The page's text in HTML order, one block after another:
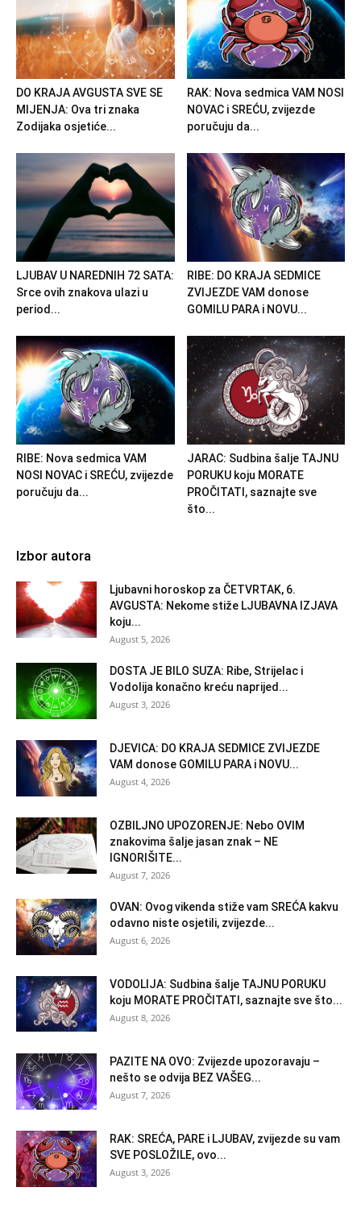
DO KRAJA AVGUSTA SVE SE
MIJENJA: Ova tri znaka
Zodijaka osjetiće...
RAK: Nova sedmica VAM NOSI
NOVAC i SREĆU, zvijezde
poručuju da...
LJUBAV U NAREDNIH 72 SATA:
Srce ovih znakova ulazi u
period...
RIBE: DO KRAJA SEDMICE
ZVIJEZDE VAM donose
GOMILU PARA i NOVU...
RIBE: Nova sedmica VAM
NOSI NOVAC i SREĆU, zvijezde
poručuju da...
JARAC: Sudbina šalje TAJNU
PORUKU koju MORATE
PROČITATI, saznajte sve
što...
Izbor autora
Ljubavni horoskop za ČETVRTAK, 6.
AVGUSTA: Nekome stiže LJUBAVNA IZJAVA
koju...
August 5, 2026
DOSTA JE BILO SUZA: Ribe, Strijelac i
Vodolija konačno kreću naprijed...
August 3, 2026
DJEVICA: DO KRAJA SEDMICE ZVIJEZDE
VAM donose GOMILU PARA i NOVU...
August 4, 2026
OZBILJNO UPOZORENJE: Nebo OVIM
znakovima šalje jasan znak – NE
IGNORIŠITE...
August 7, 2026
OVAN: Ovog vikenda stiže vam SREĆA kakvu
odavno niste osjetili, zvijezde...
August 6, 2026
VODOLIJA: Sudbina šalje TAJNU PORUKU
koju MORATE PROČITATI, saznajte sve što...
August 8, 2026
PAZITE NA OVO: Zvijezde upozoravaju –
nešto se odvija BEZ VAŠEG...
August 7, 2026
RAK: SREĆA, PARE i LJUBAV, zvijezde su vam
SVE POSLOŽILE, ovo...
August 3, 2026